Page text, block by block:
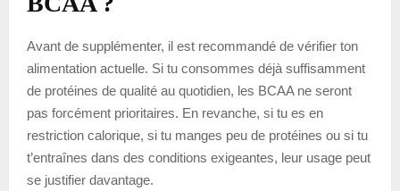
Avant de supplémenter, il est recommandé de vérifier ton
alimentation actuelle. Si tu consommes déjà suffisamment
de protéines de qualité au quotidien, les BCAA ne seront
pas forcément prioritaires. En revanche, si tu es en
restriction calorique, si tu manges peu de protéines ou si tu
t’entraînes dans des conditions exigeantes, leur usage peut
se justifier davantage.